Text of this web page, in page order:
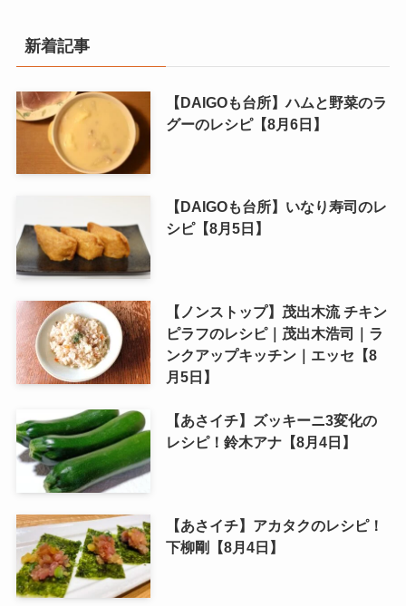
新着記事
【DAIGOも台所】ハムと野菜のラ
グーのレシピ【8月6日】
【DAIGOも台所】いなり寿司のレ
シピ【8月5日】
【ノンストップ】茂出木流 チキン
ピラフのレシピ｜茂出木浩司｜ラ
ンクアップキッチン｜エッセ【8
月5日】
【あさイチ】ズッキーニ3変化の
レシピ！鈴木アナ【8月4日】
【あさイチ】アカタクのレシピ！
下柳剛【8月4日】